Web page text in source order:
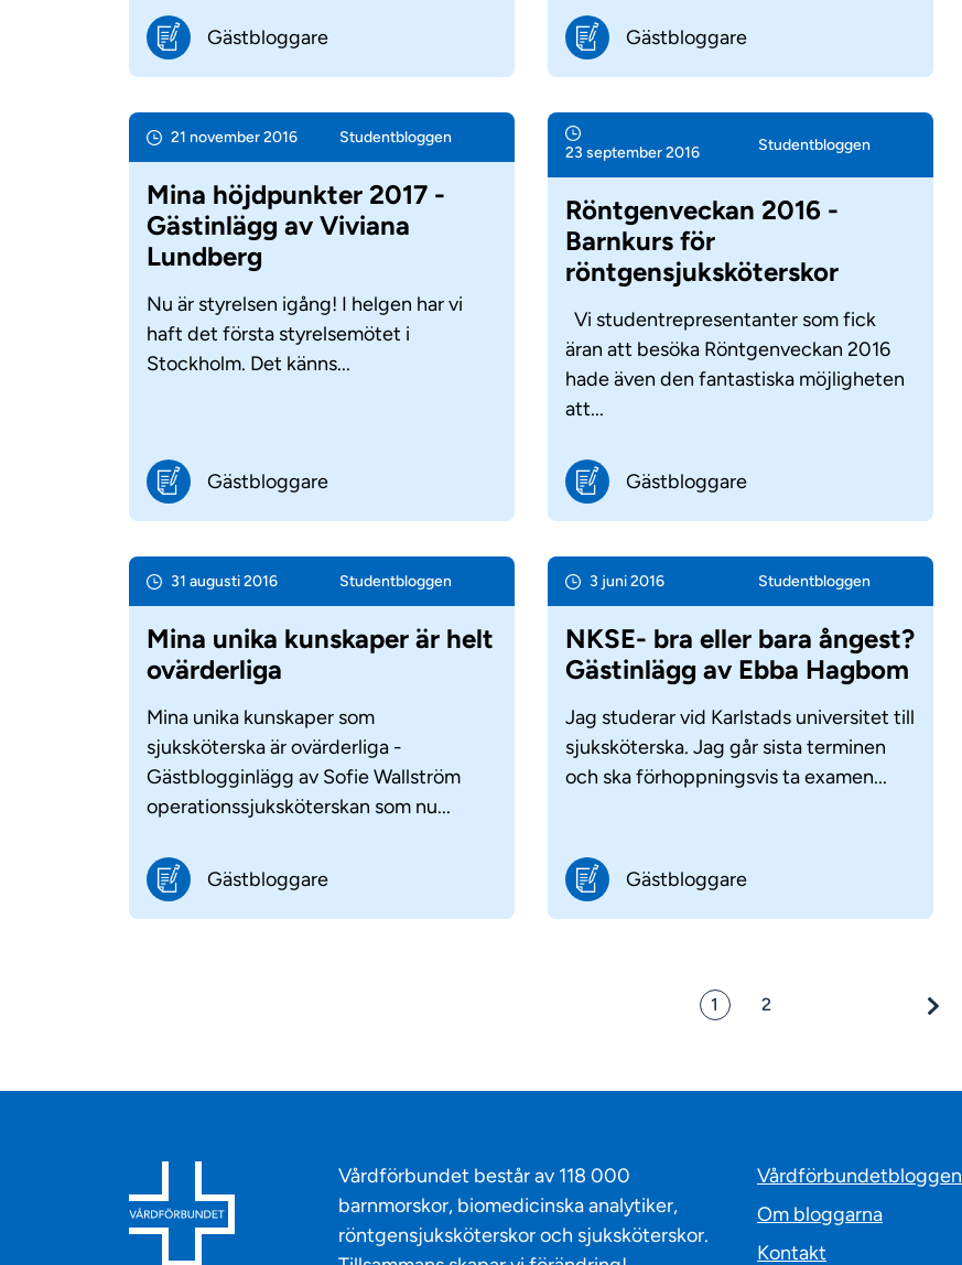
Gästbloggare Gästbloggare
21 november 2016 Student­bloggen
Mina höjdpunkter 2017 -
Gästinlägg av Viviana
Lundberg
Nu är styrelsen igång! I helgen har vi
haft det första styrelsemötet i
Stockholm. Det känns...
Gästbloggare
23 september 2016 Student­bloggen
Röntgenveckan 2016 -
Barnkurs för
röntgensjuksköterskor
Vi studentrepresentanter som fick
äran att besöka Röntgenveckan 2016
hade även den fantastiska möjligheten
att...
Gästbloggare
31 augusti 2016 Student­bloggen
Mina unika kunskaper är helt
ovärderliga
Mina unika kunskaper som
sjuksköterska är ovärderliga -
Gästblogginlägg av Sofie Wallström
operationssjuksköterskan som nu...
Gästbloggare
3 juni 2016 Student­bloggen
NKSE- bra eller bara ångest?
Gästinlägg av Ebba Hagbom
Jag studerar vid Karlstads universitet till
sjuksköterska. Jag går sista terminen
och ska förhoppningsvis ta examen...
Gästbloggare
1 2
Vårdförbundet består av 118 000
barnmorskor, biomedicinska analytiker,
röntgensjuksköterskor och sjuksköterskor.
Vårdförbundetbloggen
Om bloggarna
Kontakt